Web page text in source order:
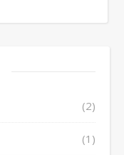
(2)
(1)